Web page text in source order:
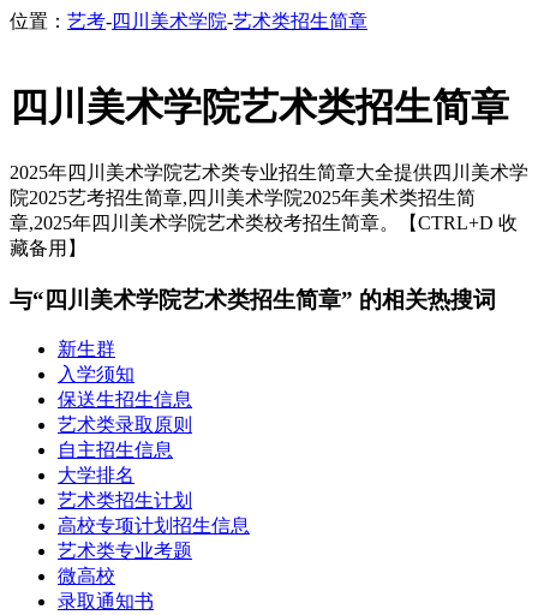
位置： 艺考-四川美术学院-艺术类招生简章
四川美术学院艺术类招生简章
2025年四川美术学院艺术类专业招生简章大全提供四川美术学
院2025艺考招生简章,四川美术学院2025年美术类招生简
章,2025年四川美术学院艺术类校考招生简章。【CTRL+D 收
藏备用】
与“四川美术学院艺术类招生简章” 的相关热搜词
新生群
入学须知
保送生招生信息
艺术类录取原则
自主招生信息
大学排名
艺术类招生计划
高校专项计划招生信息
艺术类专业考题
微高校
录取通知书